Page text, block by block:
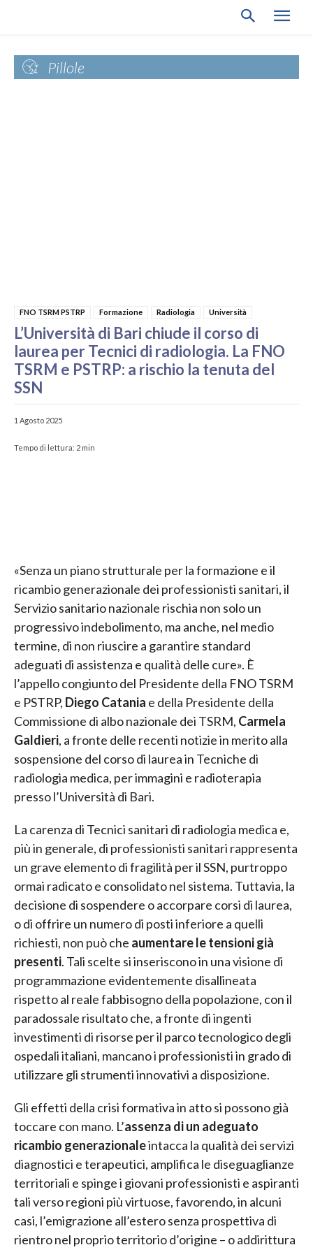
Pillole
FNO TSRM PSTRP Formazione Radiologia Università
L’Università di Bari chiude il corso di
laurea per Tecnici di radiologia. La FNO
TSRM e PSTRP: a rischio la tenuta del
SSN
1 Agosto 2025
Tempo di lettura: 2 min
«Senza un piano strutturale per la formazione e il
ricambio generazionale dei professionisti sanitari, il
Servizio sanitario nazionale rischia non solo un
progressivo indebolimento, ma anche, nel medio
termine, di non riuscire a garantire standard
adeguati di assistenza e qualità delle cure». È
l’appello congiunto del Presidente della FNO TSRM
e PSTRP, Diego Catania e della Presidente della
Commissione di albo nazionale dei TSRM, Carmela
Galdieri, a fronte delle recenti notizie in merito alla
sospensione del corso di laurea in Tecniche di
radiologia medica, per immagini e radioterapia
presso l’Università di Bari.
La carenza di Tecnici sanitari di radiologia medica e,
più in generale, di professionisti sanitari rappresenta
un grave elemento di fragilità per il SSN, purtroppo
ormai radicato e consolidato nel sistema. Tuttavia, la
decisione di sospendere o accorpare corsi di laurea,
o di offrire un numero di posti inferiore a quelli
richiesti, non può che aumentare le tensioni già
presenti. Tali scelte si inseriscono in una visione di
programmazione evidentemente disallineata
rispetto al reale fabbisogno della popolazione, con il
paradossale risultato che, a fronte di ingenti
investimenti di risorse per il parco tecnologico degli
ospedali italiani, mancano i professionisti in grado di
utilizzare gli strumenti innovativi a disposizione.
Gli effetti della crisi formativa in atto si possono già
toccare con mano. L’assenza di un adeguato
ricambio generazionaleintacca la qualità dei servizi
diagnostici e terapeutici, amplifica le diseguaglianze
territoriali e spinge i giovani professionisti e aspiranti
tali verso regioni più virtuose, favorendo, in alcuni
casi, l’emigrazione all’estero senza prospettiva di
rientro nel proprio territorio d’origine – o addirittura